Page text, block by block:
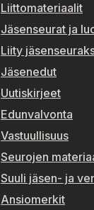
Liittomateriaalit
Jäsenseurat ja
Liity
Jäsenedut
Uutiskirjeet
Edunvalvonta
Vastuullisuus
Seurojen
Suuli jäsen- ja
Ansiomerkit